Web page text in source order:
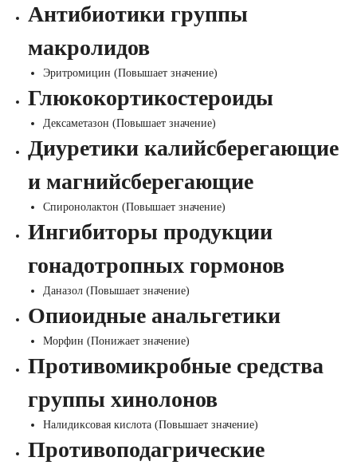
Антибиотики группы
макролидов
Эритромицин (Повышает значение)
Глюкокортикостероиды
Дексаметазон (Повышает значение)
Диуретики калийсберегающие
и магнийсберегающие
Спиронолактон (Повышает значение)
Ингибиторы продукции
гонадотропных гормонов
Даназол (Повышает значение)
Опиоидные анальгетики
Морфин (Понижает значение)
Противомикробные средства
группы хинолонов
Налидиксовая кислота (Повышает значение)
Противоподагрические